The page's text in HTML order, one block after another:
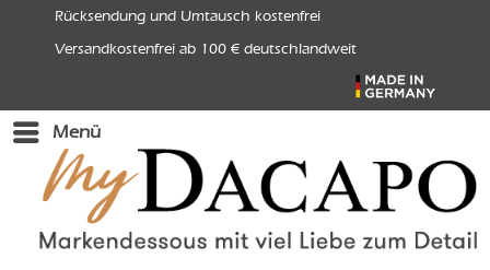
Rücksendung und Umtausch kostenfrei
Versandkostenfrei ab 100 € deutschlandweit
Menü